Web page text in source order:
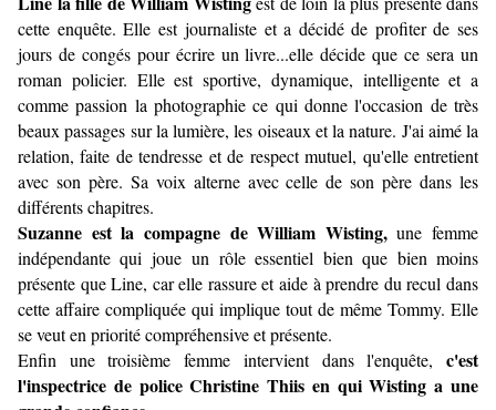
cette enquête. Elle est journaliste et a décidé de profiter de ses
jours de congés pour écrire un livre...elle décide que ce sera un
roman policier. Elle est sportive, dynamique, intelligente et a
comme passion la photographie ce qui donne l'occasion de très
beaux passages sur la lumière, les oiseaux et la nature. J'ai aimé la
relation, faite de tendresse et de respect mutuel, qu'elle entretient
avec son père. Sa voix alterne avec celle de son père dans les
différents chapitres.
Suzanne est la compagne de William Wisting,une femme
indépendante qui joue un rôle essentiel bien que bien moins
présente que Line, car elle rassure et aide à prendre du recul dans
cette affaire compliquée qui implique tout de même Tommy. Elle
se veut en priorité compréhensive et présente.
Enfin une troisième femme intervient dans l'enquête, c'est
l'inspectrice de police Christine Thiis en qui Wisting a une